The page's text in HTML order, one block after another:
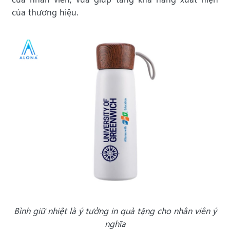
của thương hiệu.
Bình giữ nhiệt là ý tưởng in quà tặng cho nhân viên ý
nghĩa